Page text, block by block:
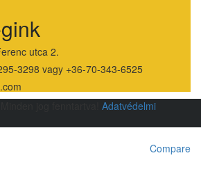
utca 2.
3298 vagy +36-70-343-6525
Adatvédelmi
Compare